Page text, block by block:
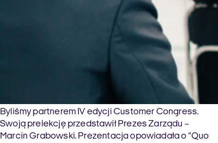
Byliśmy partnerem IV edycji Customer Congress.
Swoją prelekcję przedstawił Prezes Zarządu –
Marcin Grabowski. Prezentacja opowiadała o “Quo